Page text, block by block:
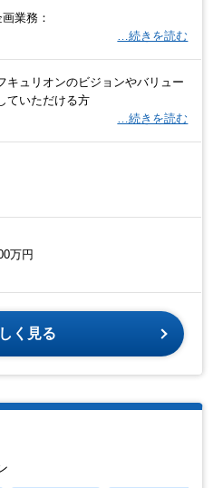
業務：
…続きを読む
キュリオンのビジョンやバリュー
ていただける方
…続きを読む
万円
く見る